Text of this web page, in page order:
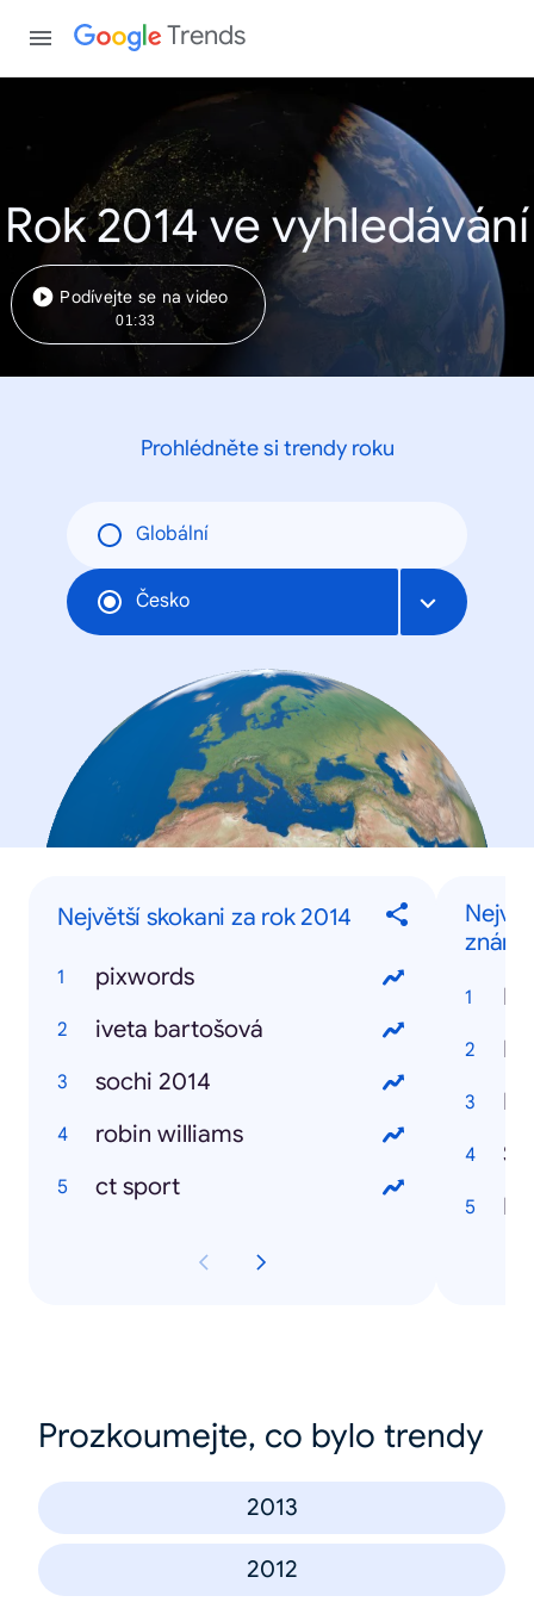
Trends
Rok 2014 ve vyhledávání
Podívejte se na video
01:33
Prohlédněte si trendy roku
Globální
Česko
Největší skokani za rok 2014
pixwords
iveta bartošová
sochi 2014
robin williams
ct sport
Prozkoumejte, co bylo trendy
2013
2012